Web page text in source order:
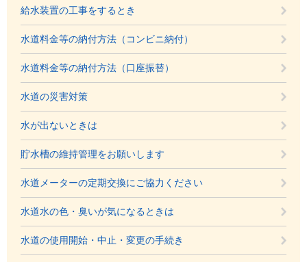
給水装置の工事をするとき
水道料金等の納付方法（コンビニ納付）
水道料金等の納付方法（口座振替）
水道の災害対策
水が出ないときは
貯水槽の維持管理をお願いします
水道メーターの定期交換にご協力ください
水道水の色・臭いが気になるときは
水道の使用開始・中止・変更の手続き